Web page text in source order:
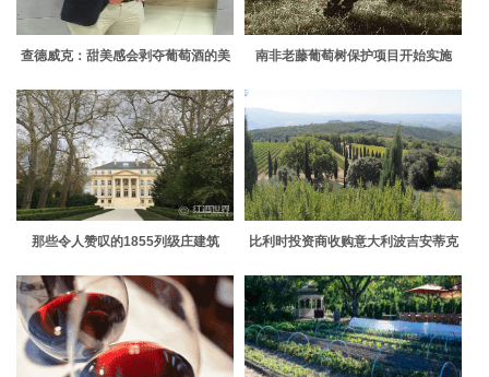
查德威克：甜美感会剥夺葡萄酒的美
南非老藤葡萄树保护项目开始实施
那些令人赞叹的1855列级庄建筑
比利时投资商收购意大利波吉安蒂克